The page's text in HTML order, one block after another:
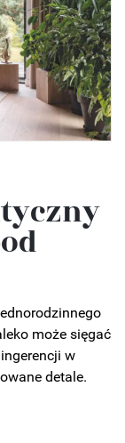
może sięgać
w
detale.